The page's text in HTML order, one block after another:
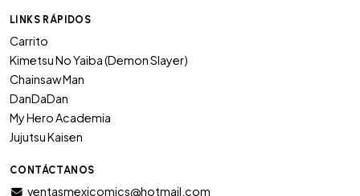
LINKS RÁPIDOS
Carrito
Kimetsu No Yaiba (Demon Slayer)
Chainsaw Man
DanDaDan
My Hero Academia
Jujutsu Kaisen
CONTÁCTANOS
ventasmexicomics@hotmail.com